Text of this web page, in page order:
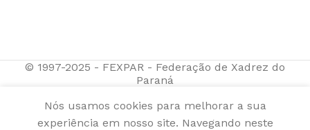
© 1997-2025 - FEXPAR - Federação de Xadrez do
Paraná
Nós usamos cookies para melhorar a sua
experiência em nosso site. Navegando neste